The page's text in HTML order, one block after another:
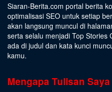
Siaran-Berita.com portal berita
optimalisasi SEO untuk setiap
akan langsung muncul di
serta selalu menjadi Top Stories
ada di judul dan kata kunci
kamu.
Mengapa Tulisan